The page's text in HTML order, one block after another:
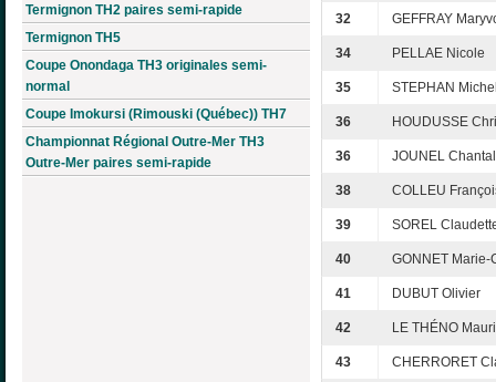
Termignon TH2 paires semi-rapide
Termignon TH5
Coupe Onondaga TH3 originales semi-
normal
Coupe Imokursi (Rimouski (Québec)) TH7
Championnat Régional Outre-Mer TH3
Outre-Mer paires semi-rapide
32 GEFFRAY
34 PELLAE Nicole
35 STEPHAN
36 HOUDUSSE
36 JOUNEL Chantal
38 COLLEU
39 SOREL
40 GONNET Marie-
41 DUBUT Olivier
42 LE THÉNO
43 CHERRORET